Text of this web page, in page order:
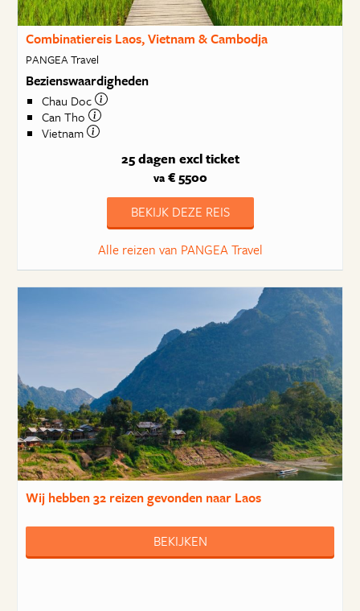
Combinatiereis Laos, Vietnam & Cambodja
PANGEA Travel
Bezienswaardigheden
Chau Doc
Can Tho
Vietnam
25 dagen excl ticket
va€ 5500
BEKIJK DEZE REIS
Alle reizen van PANGEA Travel
Wij hebben32 reizengevonden naar Laos
BEKIJKEN